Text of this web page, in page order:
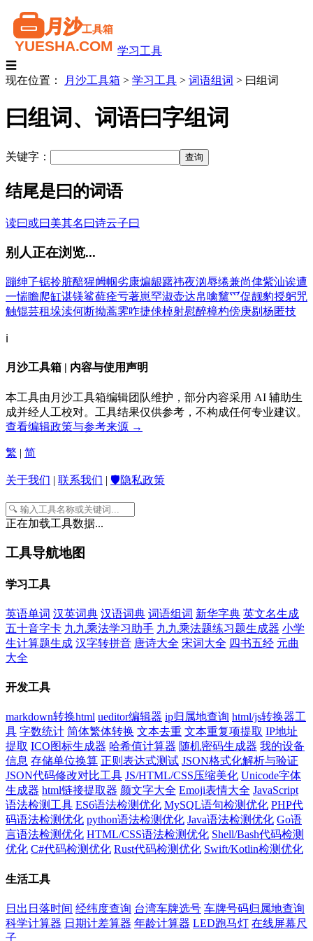
学习工具
☰
现在位置：
月沙工具箱 > 学习工具 > 词语组词 > 曰组词
曰组词、词语曰字组词
关键字：
结尾是曰的词语
读曰或曰美其名曰诗云子曰
别人正在浏览...
蹦绅孒锯拎脏醅猩乸帼劣康煸龈躇祎夜汹辱绻兼尚侓紫汕诶遭
一惴瞻爬缸谌镁鲨藓痊亏著崽罕淑壶达帛噙黧爫促靓豹授躬咒
触锟芸租垛渎何断拗蒿霁咋捷俅棹射慰醉樟杓傍庚剔杨匿技
ℹ️
月沙工具箱 | 内容与使用声明
本工具由月沙工具箱编辑团队维护，部分内容采用 AI 辅助生
成并经人工校对。工具结果仅供参考，不构成任何专业建议。
查看编辑政策与参考来源 →
繁 | 简
关于我们 | 联系我们 | 🛡️隐私政策
正在加载工具数据...
工具导航地图
学习工具
英语单词 汉英词典 汉语词典 词语组词 新华字典 英文名生成
五十音字卡 九九乘法学习助手 九九乘法题练习题生成器 小学
生计算题生成 汉字转拼音 唐诗大全 宋词大全 四书五经 元曲
大全
开发工具
markdown转换html ueditor编辑器 ip归属地查询 html/js转换器工
具 字数统计 简体繁体转换 文本去重 文本重复项提取 IP地址
提取 ICO图标生成器 哈希值计算器 随机密码生成器 我的设备
信息 存储单位换算 正则表达式测试 JSON格式化解析与验证
JSON代码修改对比工具 JS/HTML/CSS压缩美化 Unicode字体
生成器 html链接提取器 颜文字大全 Emoji表情大全 JavaScript
语法检测工具 ES6语法检测优化 MySQL语句检测优化 PHP代
码语法检测优化 python语法检测优化 Java语法检测优化 Go语
言语法检测优化 HTML/CSS语法检测优化 Shell/Bash代码检测
优化 C#代码检测优化 Rust代码检测优化 Swift/Kotlin检测优化
生活工具
日出日落时间 经纬度查询 台湾车牌选号 车牌号码归属地查询
科学计算器 日期计差算器 年龄计算器 LED跑马灯 在线屏幕尺
子